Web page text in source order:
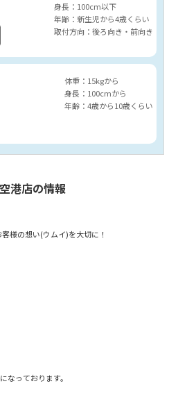
身長：100cm以下
年齢：新生児から4歳くらい
取付方向：後ろ向き・前向き
体重：15kgから
身長：100cmから
年齢：4歳から10歳くらい
港店の情報
客様の想い(ウムイ)を大切に！
なっております。